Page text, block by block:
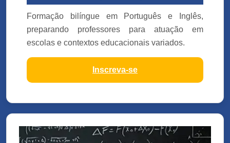
Formação bilíngue em Português e Inglês,
preparando professores para atuação em
escolas e contextos educacionais variados.
Inscreva-se